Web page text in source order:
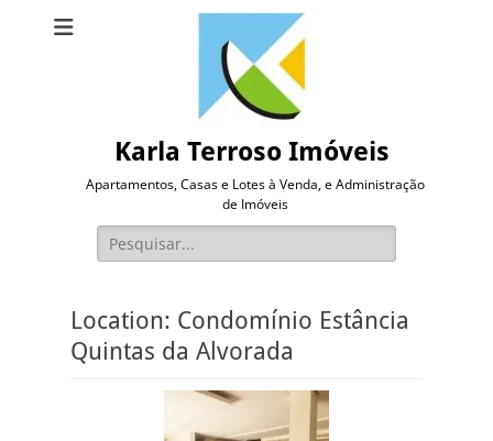
Karla Terroso Imóveis
Apartamentos, Casas e Lotes à Venda, e Administração
de Imóveis
Pesquisar
por:
Location: Condomínio Estância
Quintas da Alvorada